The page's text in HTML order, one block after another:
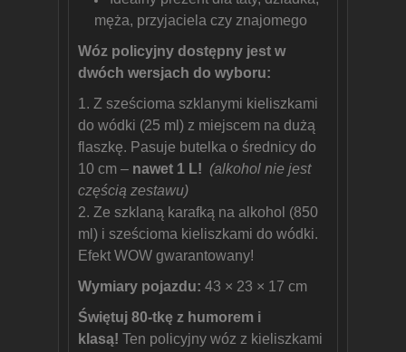
męża, przyjaciela czy znajomego
Wóz policyjny dostępny jest w
dwóch wersjach do wyboru:
1. Z sześcioma szklanymi kieliszkami
do wódki (25 ml) z miejscem na dużą
flaszkę. Pasuje butelka o średnicy do
10 cm – nawet 1 L! (alkohol nie jest
częścią zestawu)
2. Ze szklaną karafką na alkohol (850
ml) i sześcioma kieliszkami do wódki.
Efekt WOW gwarantowany!
Wymiary pojazdu: 43 × 23 × 17 cm
Świętuj 80-tkę z humorem i
klasą! Ten policyjny wóz z kieliszkami